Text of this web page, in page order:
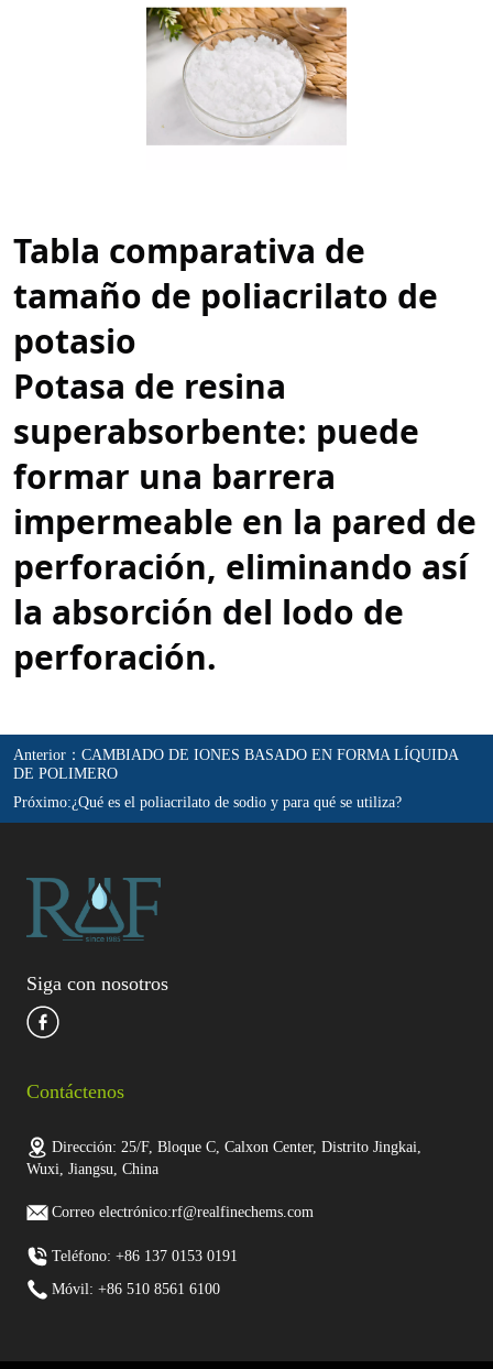
Anterior：CAMBIADO DE IONES BASADO EN FORMA LÍQUIDA
DE POLIMERO
Próximo:¿Qué es el poliacrilato de sodio y para qué se utiliza?
Siga con nosotros
Contáctenos
Dirección: 25/F, Bloque C, Calxon Center, Distrito Jingkai,
Wuxi, Jiangsu, China
Correo electrónico:rf@realfinechems.com
Teléfono: +86 137 0153 0191
Móvil: +86 510 8561 6100